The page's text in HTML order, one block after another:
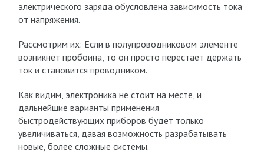
электрического заряда обусловлена зависимость тока
от напряжения.
Рассмотрим их: Если в полупроводниковом элементе
возникнет пробоина, то он просто перестает держать
ток и становится проводником.
Как видим, электроника не стоит на месте, и
дальнейшие варианты применения
быстродействующих приборов будет только
увеличиваться, давая возможность разрабатывать
новые, более сложные системы.